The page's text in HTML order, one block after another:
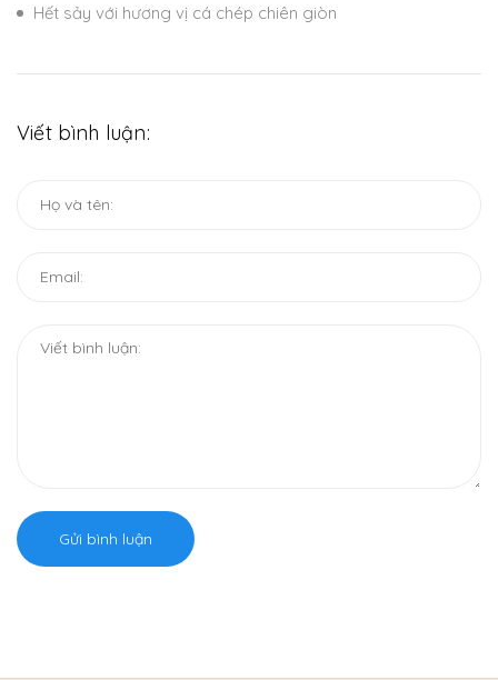
Hết sảy với hương vị cá chép chiên giòn
Viết bình luận:
Gửi bình luận